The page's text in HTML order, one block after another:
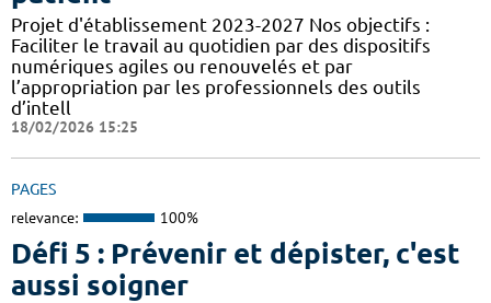
Projet d'établissement 2023-2027 Nos objectifs :
Faciliter le travail au quotidien par des dispositifs
numériques agiles ou renouvelés et par
l’appropriation par les professionnels des outils
d’intell
18/02/2026 15:25
PAGES
relevance: 100%
Défi 5 : Prévenir et dépister, c'est
aussi soigner